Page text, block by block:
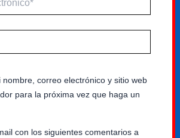
nombre, correo electrónico y sitio web
para la próxima vez que haga un
con los siguientes comentarios a